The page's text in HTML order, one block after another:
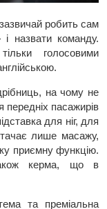
робить сам
назвати команду.
голосовими
на чому не
передніх пасажирів
для ніг, для
лише масажу,
приємну функцію.
керма, що в
та преміальна